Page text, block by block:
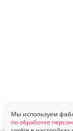
Мы используем
по обработке